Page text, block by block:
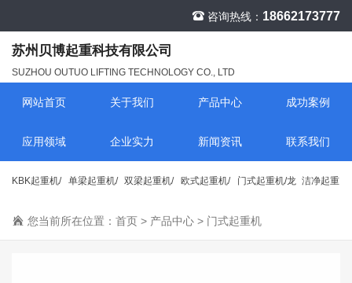
咨询热线： 18662173777
苏州贝博起重科技有限公司
SUZHOU OUTUO LIFTING TECHNOLOGY CO., LTD
网站首页 关于我们 产品中心 成功案例
应用领域 企业实力 新闻资讯 联系我们
KBK起重机/
行车
单梁起重机/
行车
双梁起重机/
行车
欧式起重机/
行车
门式起重机/龙
门吊
洁净起重
您当前所在位置： 首页 > 产品中心 > 门式起重机